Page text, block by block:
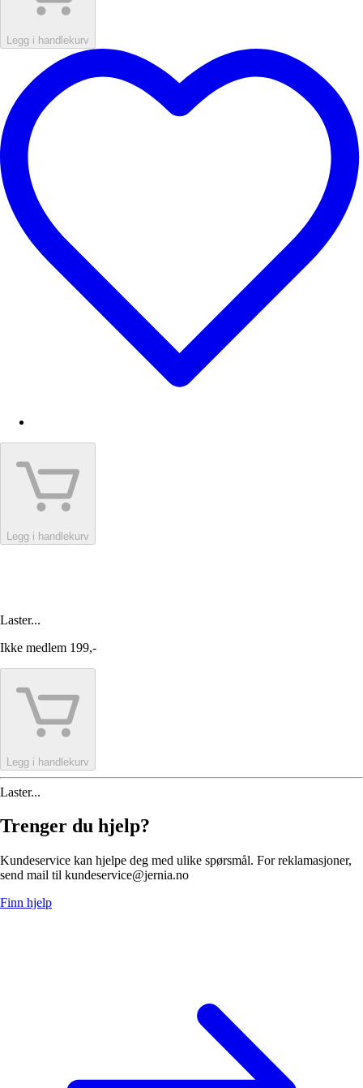
Legg i handlekurv
Legg i handlekurv
Laster...
Ikke medlem 199,-
Legg i handlekurv
Laster...
Trenger du hjelp?
Kundeservice kan hjelpe deg med ulike spørsmål. For reklamasjoner,
send mail til kundeservice@jernia.no
Finn hjelp